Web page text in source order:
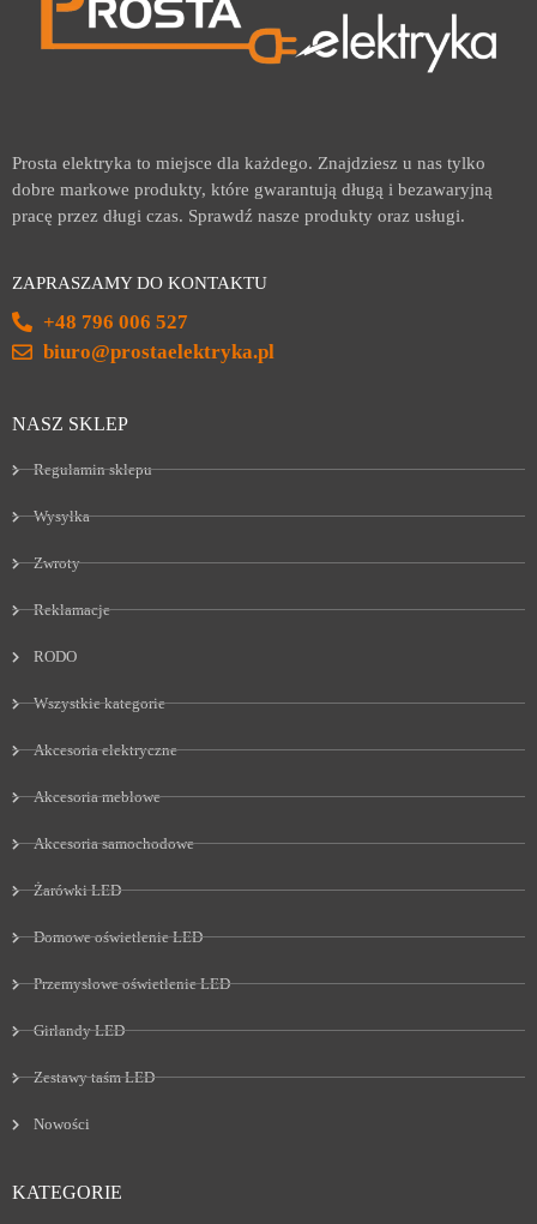
Prosta elektryka to miejsce dla każdego. Znajdziesz u nas tylko
dobre markowe produkty, które gwarantują długą i bezawaryjną
pracę przez długi czas. Sprawdź nasze produkty oraz usługi.
ZAPRASZAMY DO KONTAKTU
+48 796 006 527
biuro@prostaelektryka.pl
NASZ SKLEP
Regulamin sklepu
Wysyłka
Zwroty
Reklamacje
RODO
Wszystkie kategorie
Akcesoria elektryczne
Akcesoria meblowe
Akcesoria samochodowe
Żarówki LED
Domowe oświetlenie LED
Przemysłowe oświetlenie LED
Girlandy LED
Zestawy taśm LED
Nowości
KATEGORIE